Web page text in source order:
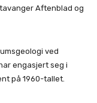
Aftenblad og
ved
engasjert seg i
på 1960-tallet.